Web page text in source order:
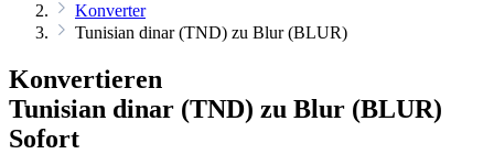
Konverter
Tunisian dinar (TND) zu Blur (BLUR)
Konvertieren
Tunisian dinar (TND) zu Blur (BLUR)
Sofort